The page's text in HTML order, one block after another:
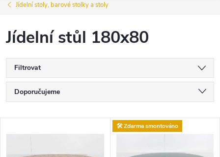
Jídelní stoly, barové stolky a stoly
Jídelní stůl 180x80
Filtrovat
Ř
a
z
Doporučujeme
🛠️ Zdarma smontováno